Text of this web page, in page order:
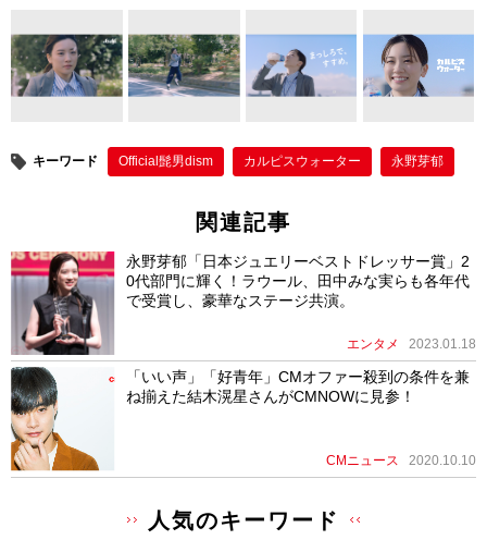
er e
b
o
k
e
st
キーワード Official髭男dism カルピスウォーター 永野芽郁
関連記事
永野芽郁「日本ジュエリーベストドレッサー賞」2
0代部門に輝く！ラウール、田中みな実らも各年代
で受賞し、豪華なステージ共演。
エンタメ 2023.01.18
「いい声」「好青年」CMオファー殺到の条件を兼
ね揃えた結木滉星さんがCMNOWに見参！
CMニュース 2020.10.10
人気のキーワード